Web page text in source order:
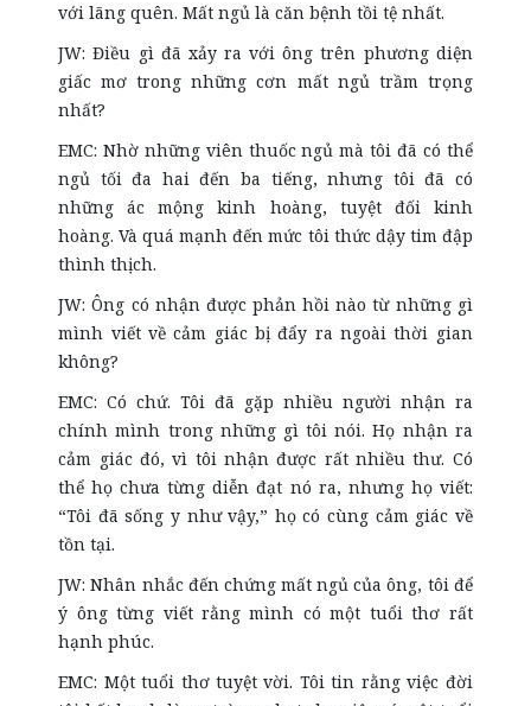
với lãng quên. Mất ngủ là căn bệnh tồi tệ nhất.
JW: Điều gì đã xảy ra với ông trên phương diện
giấc mơ trong những cơn mất ngủ trầm trọng
nhất?
EMC: Nhờ những viên thuốc ngủ mà tôi đã có thể
ngủ tối đa hai đến ba tiếng, nhưng tôi đã có
những ác mộng kinh hoàng, tuyệt đối kinh
hoàng. Và quá mạnh đến mức tôi thức dậy tim đập
thình thịch.
JW: Ông có nhận được phản hồi nào từ những gì
mình viết về cảm giác bị đẩy ra ngoài thời gian
không?
EMC: Có chứ. Tôi đã gặp nhiều người nhận ra
chính mình trong những gì tôi nói. Họ nhận ra
cảm giác đó, vì tôi nhận được rất nhiều thư. Có
thể họ chưa từng diễn đạt nó ra, nhưng họ viết:
“Tôi đã sống y như vậy,” họ có cùng cảm giác về
tồn tại.
JW: Nhân nhắc đến chứng mất ngủ của ông, tôi để
ý ông từng viết rằng mình có một tuổi thơ rất
hạnh phúc.
EMC: Một tuổi thơ tuyệt vời. Tôi tin rằng việc đời